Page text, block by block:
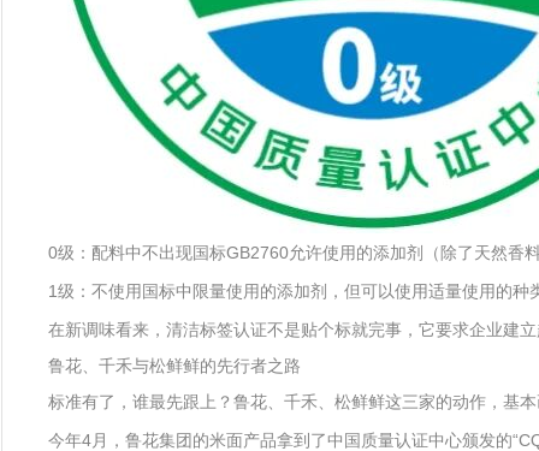
0级：配料中不出现国标GB2760允许使用的添加剂（除了天然香
1级：不使用国标中限量使用的添加剂，但可以使用适量使用的种
在新调味看来，清洁标签认证不是贴个标就完事，它要求企业建
鲁花、千禾与松鲜鲜的先行者之路
标准有了，谁最先跟上？鲁花、千禾、松鲜鲜这三家的动作，基
今年4月，鲁花集团的米面产品拿到了中国质量认证中心颁发的